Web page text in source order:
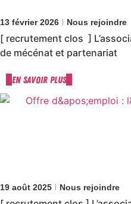
13 février 2026 Nous rejoindre
[ recrutement clos ]
de mécénat et partenariat
En savoir plus
19 août 2025 Nous rejoindre